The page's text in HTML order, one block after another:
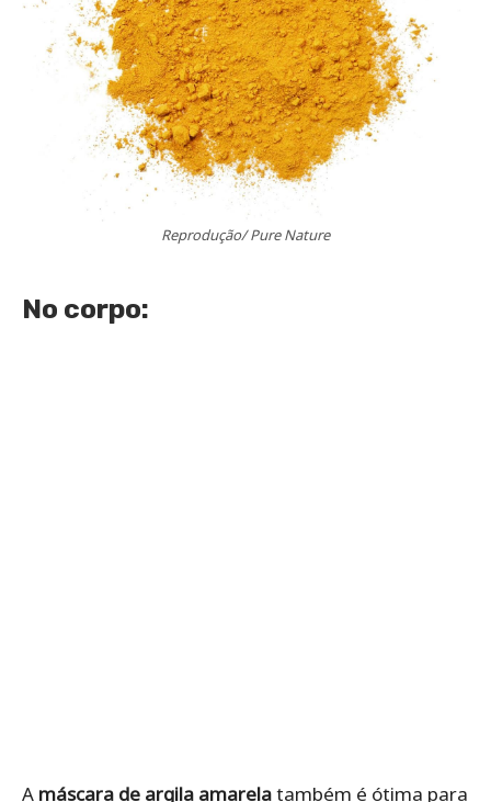
Reprodução/ Pure Nature
No corpo:
A máscara de argila amarelatambém é ótima para